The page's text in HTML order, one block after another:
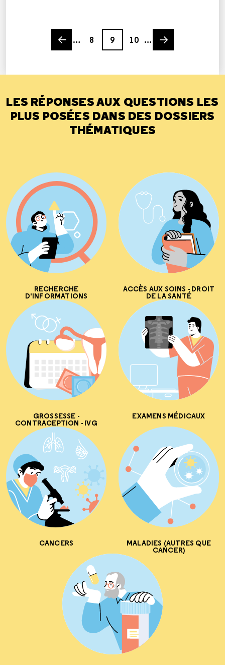
Previous page
…
8
Page
9
10 …
Next page
LES RÉPONSES AUX QUESTIONS LES
PLUS POSÉES DANS DES DOSSIERS
THÉMATIQUES
RECHERCHE
D'INFORMATIONS
ACCÈS AUX SOINS - DROIT
DE LA SANTÉ
GROSSESSE -
CONTRACEPTION - IVG
EXAMENS MÉDICAUX
CANCERS MALADIES (AUTRES QUE
CANCER)